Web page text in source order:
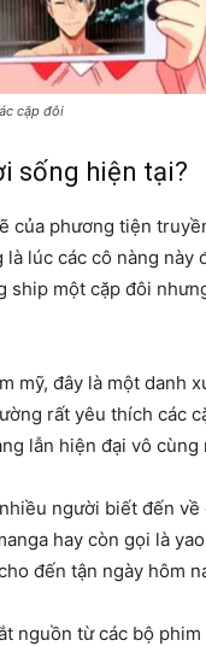
cặp đôi
sống hiện tại?
của phương tiện
lúc các cô nàng này
ship một cặp đôi
mỹ, đây là một danh
rất yêu thích các
lẫn hiện đại vô cùng
người biết đến
hay còn gọi là
đến tận ngày hôm
nguồn từ các bộ